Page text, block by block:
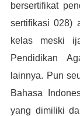
bersertifikat
sertifikasi 028)
kelas meski
Pendidikan
lainnya. Pun
Bahasa
yang dimiliki